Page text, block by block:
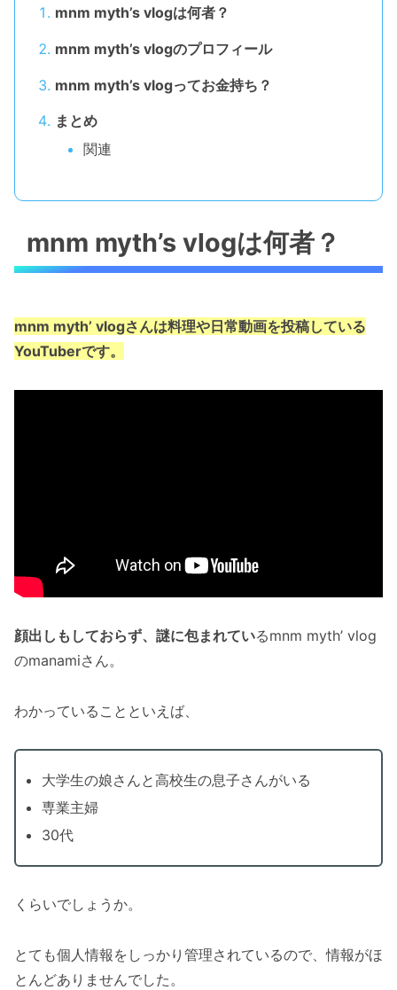
mnm myth’s vlogは何者？
mnm myth’s vlogのプロフィール
mnm myth’s vlogってお金持ち？
まとめ
関連
mnm myth’s vlogは何者？
mnm myth’ vlogさんは料理や日常動画を投稿している
YouTuberです。
顔出しもしておらず、謎に包まれているmnm myth’ vlog
のmanamiさん。
わかっていることといえば、
大学生の娘さんと高校生の息子さんがいる
専業主婦
30代
くらいでしょうか。
とても個人情報をしっかり管理されているので、情報がほ
とんどありませんでした。